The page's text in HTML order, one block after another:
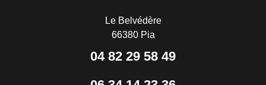
Le Belvédère
66380 Pia
04 82 29 58 49